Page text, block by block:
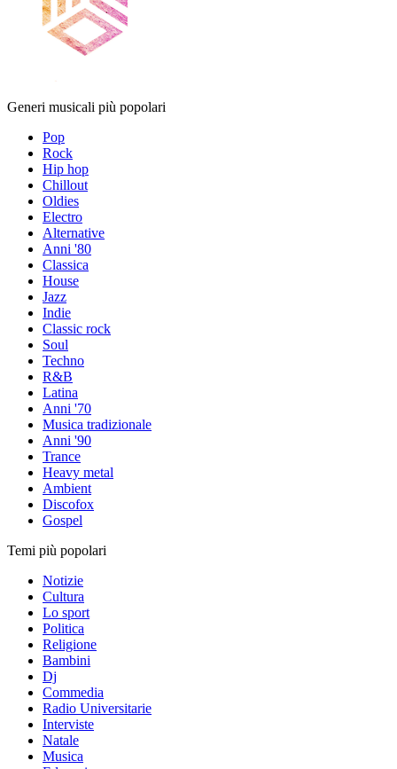
Generi musicali più popolari
Pop
Rock
Hip hop
Chillout
Oldies
Electro
Alternative
Anni '80
Classica
House
Jazz
Indie
Classic rock
Soul
Techno
R&B
Latina
Anni '70
Musica tradizionale
Anni '90
Trance
Heavy metal
Ambient
Discofox
Gospel
Temi più popolari
Notizie
Cultura
Lo sport
Politica
Religione
Bambini
Dj
Commedia
Radio Universitarie
Interviste
Natale
Musica